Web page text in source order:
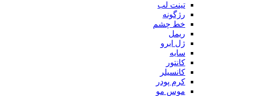
تینت لب
رژگونه
خط چشم
ریمل
ژل ابرو
سایه
کانتور
کانسیلر
کرم پودر
موس مو